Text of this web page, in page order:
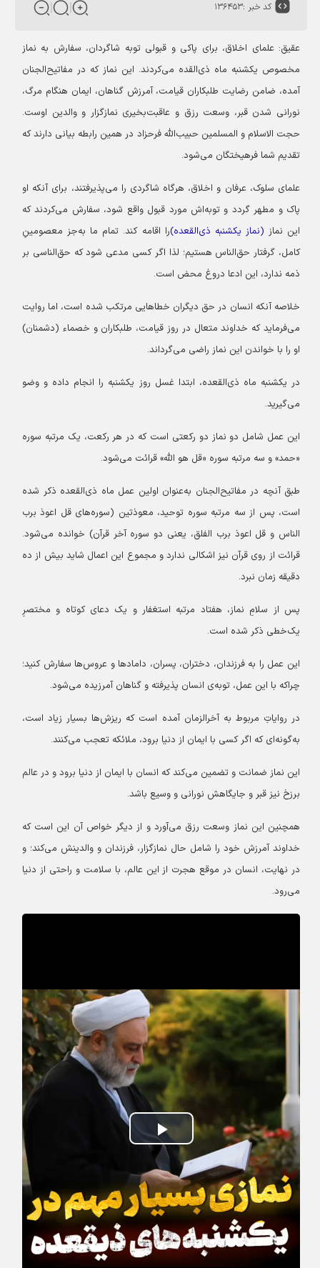
کد خبر :۱۳۶۴۵۳
عقیق: علمای اخلاق، برای پاکی و قبولی توبه شاگردان، سفارش به نماز
مخصوص یکشنبه ماه ذی‌القده می‌کردند. این نماز که در مفاتیح‌الجنان
آمده، ضامن رضایت طلبکاران قیامت، آمرزش گناهان، ایمان هنگام مرگ،
نورانی شدن قبر، وسعت رزق و عاقبت‌بخیری نمازگزار و والدین اوست.
حجت الاسلام و المسلمین حبیب‌الله فرحزاد در همین رابطه بیانی دارند که
تقدیم شما فرهیختگان می‌شود.
علمای سلوک، عرفان و اخلاق، هرگاه شاگردی را می‌پذیرفتند، برای آنکه او
پاک و مطهر گردد و توبه‌اش مورد قبول واقع شود، سفارش می‌کردند که
این نماز(نماز یکشنبه ذی‌القعده)را اقامه کند. تمام ما به‌جز معصومینِ
کامل، گرفتار حق‌الناس هستیم؛ لذا اگر کسی مدعی شود که حق‌الناسی بر
ذمه ندارد، این ادعا دروغ محض است.
خلاصه آنکه انسان در حق دیگران خطاهایی مرتکب شده است، اما روایت
می‌فرماید که خداوند متعال در روز قیامت، طلبکاران و خصماء (دشمنان)
او را با خواندن این نماز راضی می‌گرداند.
در یکشنبه ماه ذی‌القعده، ابتدا غسل روز یکشنبه را انجام داده و وضو
می‌گیرید.
این عمل شامل دو نماز دو رکعتی است که در هر رکعت، یک مرتبه سوره
«حمد» و سه مرتبه سوره «قل هو الله» قرائت می‌شود.
طبق آنچه در مفاتیح‌الجنان به‌عنوان اولین عمل ماه ذی‌القعده ذکر شده
است، پس از سه مرتبه سوره توحید، معوذتین (سوره‌های قل اعوذ برب
الناس و قل اعوذ برب الفلق، یعنی دو سوره آخر قرآن) خوانده می‌شود.
قرائت از روی قرآن نیز اشکالی ندارد و مجموع این اعمال شاید بیش از ده
دقیقه زمان نبرد.
پس از سلامِ نماز، هفتاد مرتبه استغفار و یک دعای کوتاه و مختصرِ
یک‌خطی ذکر شده است.
این عمل را به فرزندان، دختران، پسران، دامادها و عروس‌ها سفارش کنید؛
چراکه با این عمل، توبه‌ی انسان پذیرفته و گناهان آمرزیده می‌شود.
در روایاتِ مربوط به آخرالزمان آمده است که ریزش‌ها بسیار زیاد است،
به‌گونه‌ای که اگر کسی با ایمان از دنیا برود، ملائکه تعجب می‌کنند.
این نماز ضمانت و تضمین می‌کند که انسان با ایمان از دنیا برود و در عالم
برزخ نیز قبر و جایگاهش نورانی و وسیع باشد.
همچنین این نماز وسعت رزق می‌آورد و از دیگر خواص آن این است که
خداوند آمرزش خود را شامل حال نمازگزار، فرزندان و والدینش می‌کند؛ و
در نهایت، انسان در موقع هجرت از این عالم، با سلامت و راحتی از دنیا
می‌رود.
Play
Video